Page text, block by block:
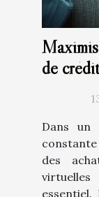
de
Dans un
des